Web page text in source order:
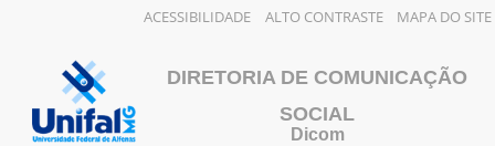
ACESSIBILIDADE ALTO CONTRASTE MAPA DO SITE
DIRETORIA DE COMUNICAÇÃO
SOCIAL
Dicom